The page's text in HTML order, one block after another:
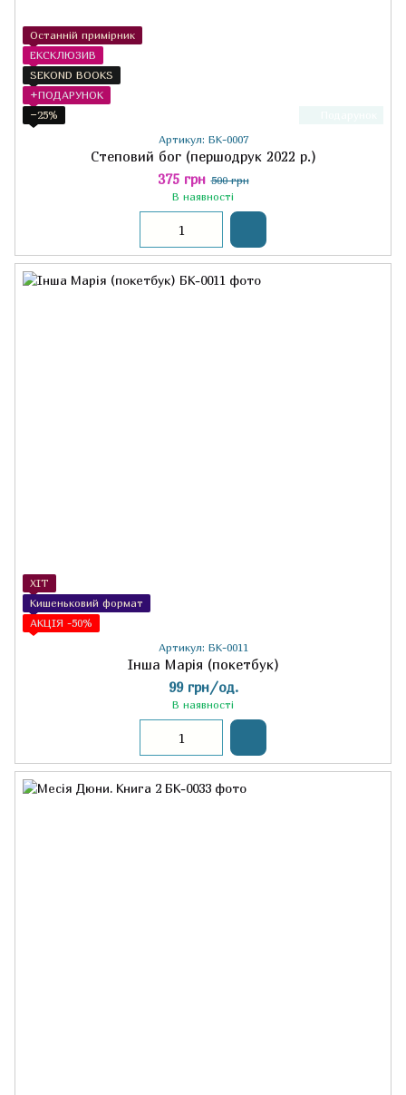
Останній примірник
ЕКСКЛЮЗИВ
SEKOND BOOKS
+ПОДАРУНОК
−25%
Артикул: БК-0007
Степовий бог (першодрук 2022 р.)
375 грн 500 грн
В наявності
ХІТ
Кишеньковий формат
АКЦІЯ -50%
Артикул: БК-0011
Інша Марія (покетбук)
99 грн/од.
В наявності